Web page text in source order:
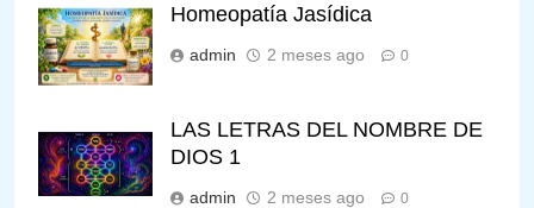
Homeopatía Jasídica
admin 2 meses ago 0
LAS LETRAS DEL NOMBRE DE
DIOS 1
admin 2 meses ago 0